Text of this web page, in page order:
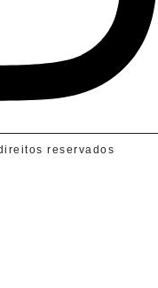
reservados